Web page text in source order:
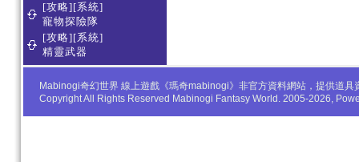
[攻略][系統]
寵物探險隊
[攻略][系統]
精靈武器
Mabinogi奇幻世界 線上遊戲《瑪奇mabinogi》非官方資料網站，提供道
Copyright All Rights Reserved Mabinogi Fantasy World. 2005-2026,